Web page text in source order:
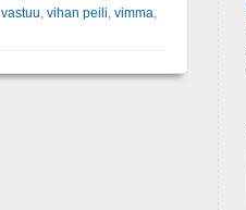
vastuu vihan peili vimma